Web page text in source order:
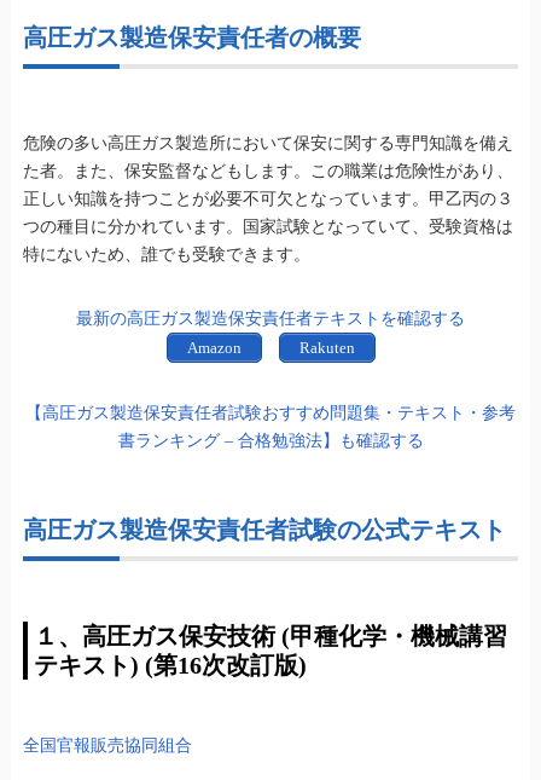
高圧ガス製造保安責任者の概要
危険の多い高圧ガス製造所において保安に関する専門知識を備え
た者。また、保安監督などもします。この職業は危険性があり、
正しい知識を持つことが必要不可欠となっています。甲乙丙の３
つの種目に分かれています。国家試験となっていて、受験資格は
特にないため、誰でも受験できます。
最新の高圧ガス製造保安責任者テキストを確認する
Amazon
Rakuten
【高圧ガス製造保安責任者試験おすすめ問題集・テキスト・参考
書ランキング – 合格勉強法】も確認する
高圧ガス製造保安責任者試験の公式テキスト
１、高圧ガス保安技術 (甲種化学・機械講習
テキスト) (第16次改訂版)
全国官報販売協同組合